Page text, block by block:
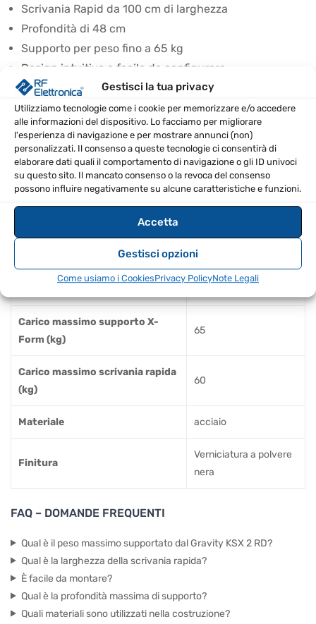
Gestisci la tua privacy
Utilizziamo tecnologie come i cookie per memorizzare e/o accedere
alle informazioni del dispositivo. Lo facciamo per migliorare
l'esperienza di navigazione e per mostrare annunci (non)
personalizzati. Il consenso a queste tecnologie ci consentirà di
elaborare dati quali il comportamento di navigazione o gli ID univoci
su questo sito. Il mancato consenso o la revoca del consenso
possono influire negativamente su alcune caratteristiche e funzioni.
Accetta
Gestisci opzioni
Come usiamo i CookiesPrivacy PolicyNote Legali
Scrivania Rapid da 100 cm di larghezza
Profondità di 48 cm
Supporto per peso fino a 65 kg
Design intuitivo e facile da configurare
Superficie ventilata per mantenere fresco il laptop
Installazione senza viti o hardware aggiuntivo
SPECIFICHE TECNICHE
Peso (kg) 11,359
Profondità massima di supporto
Altezza minima (mm) 100
Carico massimo supporto X-
Form (kg)
65
Carico massimo scrivania rapida
(kg)
60
Materiale acciaio
Finitura
Verniciatura a polvere
nera
FAQ – DOMANDE FREQUENTI
Qual è il peso massimo supportato dal Gravity KSX 2 RD?
Qual è la larghezza della scrivania rapida?
È facile da montare?
Qual è la profondità massima di supporto?
Quali materiali sono utilizzati nella costruzione?